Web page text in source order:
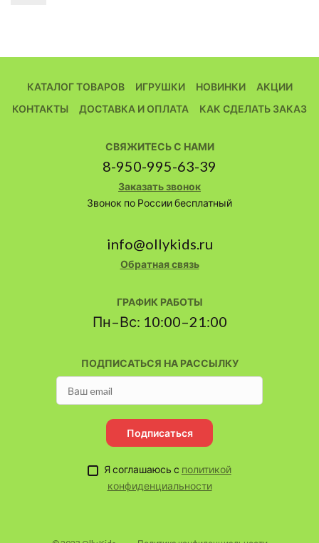
КАТАЛОГ ТОВАРОВ ИГРУШКИ НОВИНКИ
АКЦИИ
КОНТАКТЫ
ДОСТАВКА И ОПЛАТА КАК СДЕЛАТЬ ЗАКАЗ
ПОДПИСАТЬСЯ НА РАССЫЛКУ
Подписаться
Я соглашаюсь с политикой
конфиденциальности
СВЯЖИТЕСЬ С НАМИ
8-950-995-63-39
Заказать звонок
Звонок по России бесплатный
info@ollykids.ru
Обратная связь
ГРАФИК РАБОТЫ
Пн–Вс: 10:00–21:00